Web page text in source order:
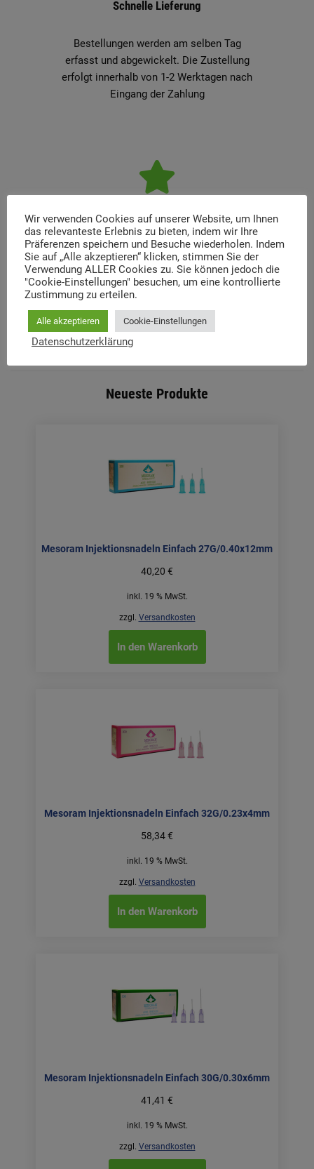
Schnelle Lieferung
Bestellungen werden am selben Tag
erfasst und abgewickelt. Die Zustellung
erfolgt innerhalb von 1-2 Werktagen nach
Eingang der Zahlung
Schnelligkeit, Zuverlässigkeit und
unkomplizierte Handhabung individueller
Wünsche unserer Kunden zeichnen uns im
Bereich Service aus.
Neueste Produkte
Mesoram Injektionsnadeln Einfach 27G/0.40x12mm
40,20 €
inkl. 19 % MwSt.
zzgl. Versandkosten
In den Warenkorb
Mesoram Injektionsnadeln Einfach 32G/0.23x4mm
58,34€
inkl. 19 % MwSt.
zzgl. Versandkosten
In den Warenkorb
Mesoram Injektionsnadeln Einfach 30G/0.30x6mm
41,41 €
inkl. 19 % MwSt.
zzgl. Versandkosten
Wir verwenden Cookies auf unserer Website, um Ihnen
das relevanteste Erlebnis zu bieten, indem wir Ihre
Präferenzen speichern und Besuche wiederholen. Indem
Sie auf „Alle akzeptieren“ klicken, stimmen Sie der
Verwendung ALLER Cookies zu. Sie können jedoch die
"Cookie-Einstellungen" besuchen, um eine kontrollierte
Zustimmung zu erteilen.
Alle akzeptieren Cookie-Einstellungen
Datenschutzerklärung